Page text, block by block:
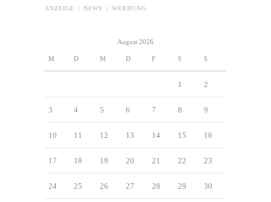
ANZEIGE | NEWS | WERBUNG
August 2026
M D M D F S S
1 2
3 4 5 6 7 8 9
10 11 12 13 14 15 16
17 18 19 20 21 22 23
24 25 26 27 28 29 30